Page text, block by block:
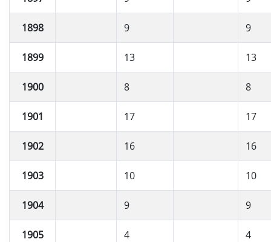
1898 9 9
1899 13 13
1900 8 8
1901 17 17
1902 16 16
1903 10 10
1904 9 9
1905 4 4